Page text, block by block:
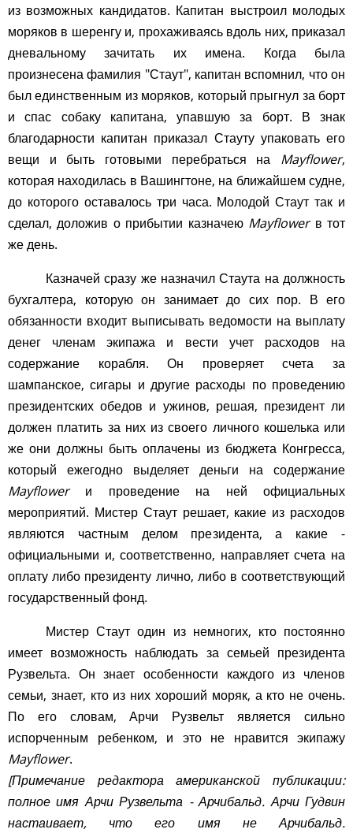
из возможных кандидатов. Капитан выстроил молодых
моряков в шеренгу и, прохаживаясь вдоль них, приказал
дневальному зачитать их имена. Когда была
произнесена фамилия "Стаут", капитан вспомнил, что он
был единственным из моряков, который прыгнул за борт
и спас собаку капитана, упавшую за борт. В знак
благодарности капитан приказал Стауту упаковать его
вещи и быть готовыми перебраться на Mayflower,
которая находилась в Вашингтоне, на ближайшем судне,
до которого оставалось три часа. Молодой Стаут так и
сделал, доложив о прибытии казначею Mayflowerв тот
же день.
Казначей сразу же назначил Стаута на должность
бухгалтера, которую он занимает до сих пор. В его
обязанности входит выписывать ведомости на выплату
денег членам экипажа и вести учет расходов на
содержание корабля. Он проверяет счета за
шампанское, сигары и другие расходы по проведению
президентских обедов и ужинов, решая, президент ли
должен платить за них из своего личного кошелька или
же они должны быть оплачены из бюджета Конгресса,
который ежегодно выделяет деньги на содержание
Mayflowerи проведение на ней официальных
мероприятий. Мистер Стаут решает, какие из расходов
являются частным делом президента, а какие -
официальными и, соответственно, направляет счета на
оплату либо президенту лично, либо в соответствующий
государственный фонд.
Мистер Стаут один из немногих, кто постоянно
имеет возможность наблюдать за семьей президента
Рузвельта. Он знает особенности каждого из членов
семьи, знает, кто из них хороший моряк, а кто не очень.
По его словам, Арчи Рузвельт является сильно
испорченным ребенком, и это не нравится экипажу
Mayflower.
[Примечание редактора американской публикации:
полное имя Арчи Рузвельта - Арчибальд. Арчи Гудвин
настаивает, что его имя не Арчибальд.